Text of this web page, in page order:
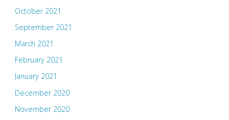
October 2021
September 2021
March 2021
February 2021
January 2021
December 2020
November 2020